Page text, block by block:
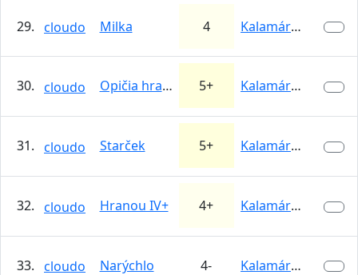
29. cloudo Milka 4 Kalamárka
30. cloudo Opičia hrana 5+ Kalamárka
31. cloudo Starček 5+ Kalamárka
32. cloudo Hranou IV+ 4+ Kalamárka
33. cloudo Narýchlo 4- Kalamárka